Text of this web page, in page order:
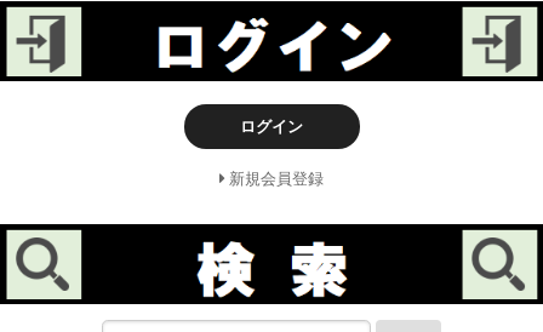
ログイン
新規会員登録